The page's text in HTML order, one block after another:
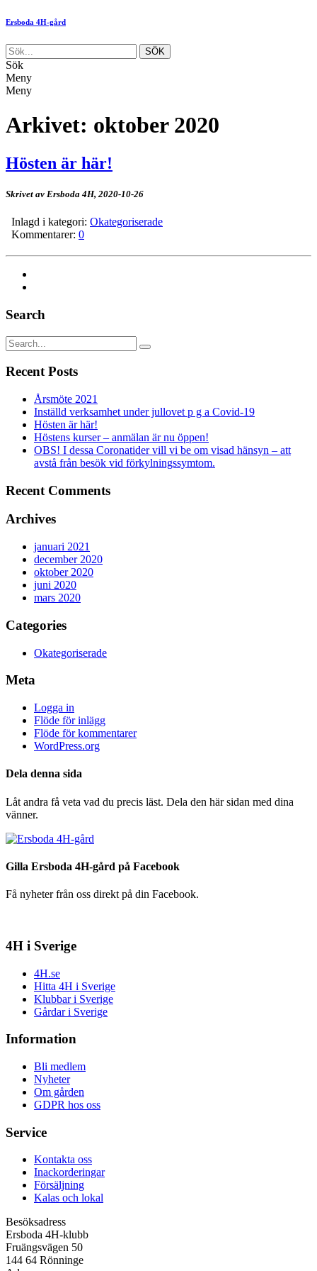
Ersboda 4H-gård
Sök
Meny
Meny
Arkivet: oktober 2020
Hösten är här!
Skrivet av Ersboda 4H, 2020-10-26
Inlagd i kategori: Okategoriserade
Kommentarer: 0
Search
Recent Posts
Årsmöte 2021
Inställd verksamhet under jullovet p g a Covid-19
Hösten är här!
Höstens kurser – anmälan är nu öppen!
OBS! I dessa Coronatider vill vi be om visad hänsyn – att
avstå från besök vid förkylningssymtom.
Recent Comments
Archives
januari 2021
december 2020
oktober 2020
juni 2020
mars 2020
Categories
Okategoriserade
Meta
Logga in
Flöde för inlägg
Flöde för kommentarer
WordPress.org
Dela denna sida
Låt andra få veta vad du precis läst. Dela den här sidan med dina
vänner.
Gilla Ersboda 4H-gård på Facebook
Få nyheter från oss direkt på din Facebook.
4H i Sverige
4H.se
Hitta 4H i Sverige
Klubbar i Sverige
Gårdar i Sverige
Information
Bli medlem
Nyheter
Om gården
GDPR hos oss
Service
Kontakta oss
Inackorderingar
Försäljning
Kalas och lokal
Besöksadress
Ersboda 4H-klubb
Fruängsvägen 50
144 64 Rönninge